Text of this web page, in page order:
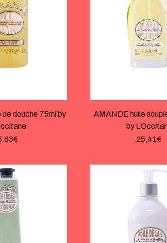
douche 75ml by
€
AMANDE huile
by
25,41€